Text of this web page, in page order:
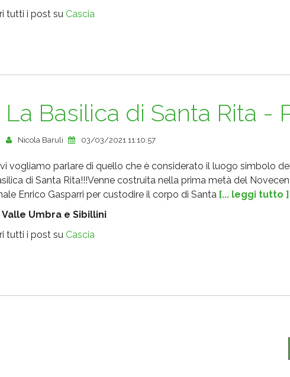
tutti i post su Cascia
La Basilica di Santa Rita -
Nicola Baruli 03/03/2021 11:10:57
vogliamo parlare di quello che è considerato il luogo simbolo
di Santa Rita!!!Venne costruita nella prima metà del
Enrico Gasparri per custodire il corpo di Santa [... leggi tutto ]
Valle Umbra e Sibillini
tutti i post su Cascia